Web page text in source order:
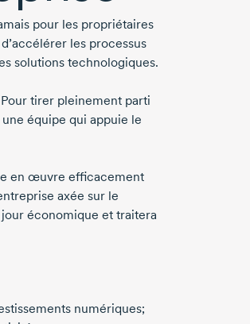
pour les propriétaires
les processus
solutions technologiques.
tirer pleinement parti
équipe qui appuie le
en œuvre efficacement
axée sur le
économique et traitera
numériques;